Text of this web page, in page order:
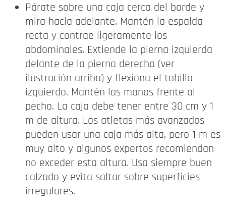
Párate sobre una caja cerca del borde y
mira hacia adelante. Mantén la espalda
recta y contrae ligeramente los
abdominales. Extiende la pierna izquierda
delante de la pierna derecha (ver
ilustración arriba) y flexiona el tobillo
izquierdo. Mantén las manos frente al
pecho. La caja debe tener entre 30 cm y 1
m de altura. Los atletas más avanzados
pueden usar una caja más alta, pero 1 m es
muy alto y algunos expertos recomiendan
no exceder esta altura. Usa siempre buen
calzado y evita saltar sobre superficies
irregulares.